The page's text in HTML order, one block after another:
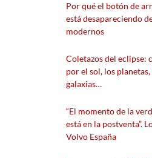
Por qué el botón de
está desapareciendo
modernos
Coletazos del eclipse:
por el sol, los
galaxias…
“El momento de la
está en la postventa”.
Volvo España